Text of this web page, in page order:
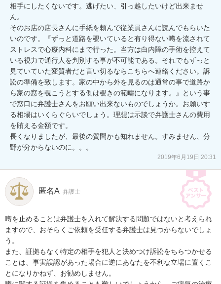
相手にしたくないです。逃げたい、引っ越したいけど出来ませ
ん。
そのお店の店長さんに手紙を頼んで従業員さんに読んでもらいた
いのです。『ずっと道路を覗いていると有り得ない噂を流されて
ストレスで心療内科にまで行った。当方は白内障の手術を控えて
いる視力で通行人を判別する事が不可能である。それでもずっと
見ていていた変質者だと言い切るならこちらへ連絡ください。訴
訟の準備を致します。家の中から外を見るのは通常の事で道路か
ら家の窓を覗こうとする側は覗きの範疇になります。』という事
で窓口に弁護士さんをお願い出来ないものでしょうか。お願いす
る相場はいくらぐらいでしょう。理想は示談で弁護士さんの費用
を賄える金額です。
長くなりましたが、最後の質問かも知れません。すみません、分
2019年6月19日 20:31
匿名A 弁護士
噂を止めることは弁護士を入れて解決する問題ではないと考えられ
ますので、おそらくご依頼を受任する弁護士は見つからないでしょ
う。
また、証拠もなく特定の相手を犯人と決めつけ訴訟をちらつかせる
ことは、事実誤認があった場合に逆にあなたを不利な立場に置くこ
とになりかねず、お勧めしません。